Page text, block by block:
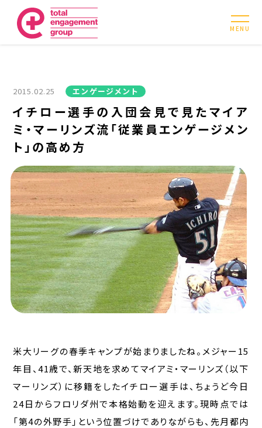
MENU
2015.02.25 エンゲージメント
イチロー選手の入団会見で見たマイア
ミ・マーリンズ流「従業員エンゲージメン
ト」の高め方
米大リーグの春季キャンプが始まりましたね。メジャー15
年目、41歳で、新天地を求めてマイアミ・マーリンズ（以下
マーリンズ）に移籍をしたイチロー選手は、ちょうど今日
24日からフロリダ州で本格始動を迎えます。現時点では
「第4の外野手」という位置づけでありながらも、先月都内